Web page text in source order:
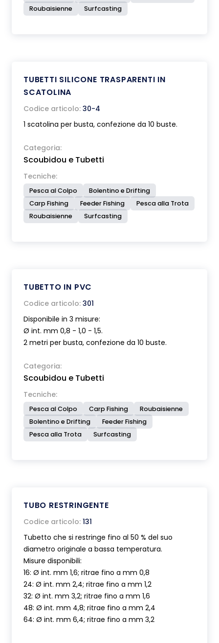
Roubaisienne Surfcasting
TUBETTI SILICONE TRASPARENTI IN
SCATOLINA
Codice articolo: 30-4
1 scatolina per busta, confezione da 10 buste.
Categoria:
Scoubidou e Tubetti
Tecniche:
Pesca al Colpo
Bolentino e Drifting
Carp Fishing
Feeder Fishing
Pesca alla Trota
Roubaisienne
Surfcasting
TUBETTO IN PVC
Codice articolo: 301
Disponibile in 3 misure:
Ø int. mm 0,8 - 1,0 - 1,5.
2 metri per busta, confezione da 10 buste.
Categoria:
Scoubidou e Tubetti
Tecniche:
Pesca al Colpo Carp Fishing
Roubaisienne
Bolentino e Drifting
Feeder Fishing
Pesca alla Trota
Surfcasting
TUBO RESTRINGENTE
Codice articolo: 131
Tubetto che si restringe fino al 50 % del suo
diametro originale a bassa temperatura.
Misure disponibili:
16: Ø int. mm 1,6; ritrae fino a mm 0,8
24: Ø int. mm 2,4; ritrae fino a mm 1,2
32: Ø int. mm 3,2; ritrae fino a mm 1,6
48: Ø int. mm 4,8; ritrae fino a mm 2,4
64: Ø int. mm 6,4; ritrae fino a mm 3,2